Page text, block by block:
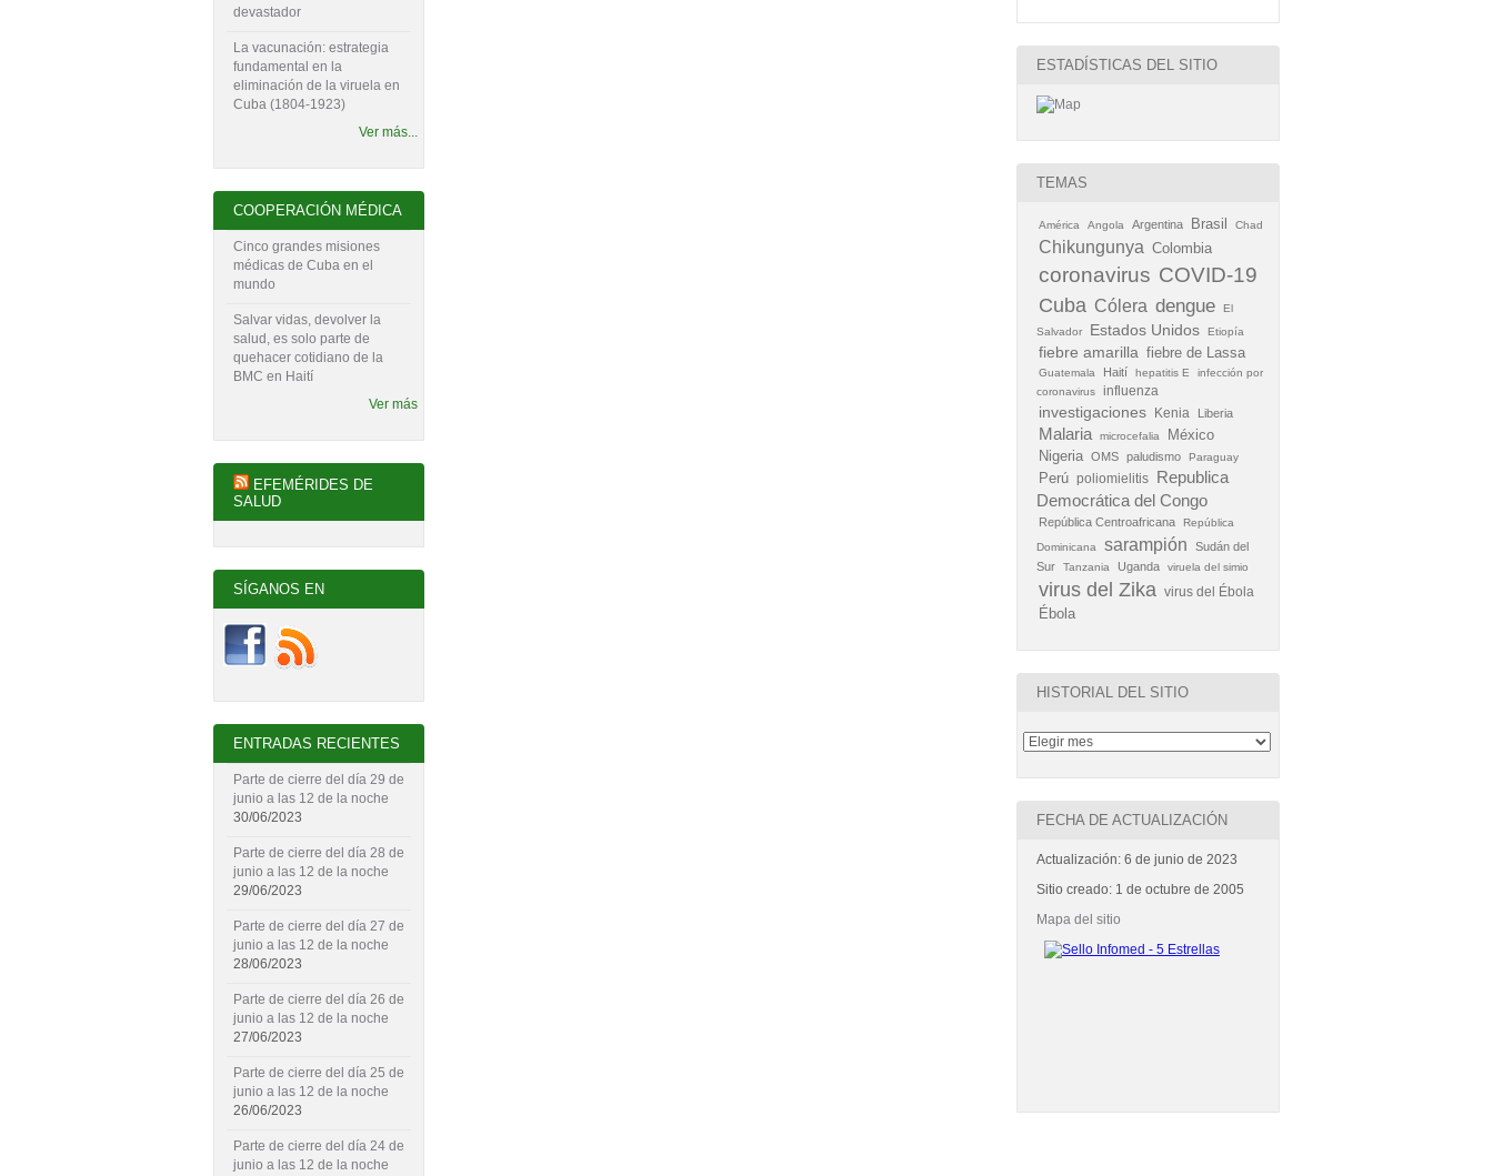
devastador
La vacunación: estrategia
fundamental en la
eliminación de la viruela en
Cuba (1804-‍1923)
Ver más...
COOPERACIÓN MÉDICA
Cinco grandes misiones
médicas de Cuba en el
mundo
Salvar vidas, devolver la
salud, es solo parte de
quehacer cotidiano de la
BMC en Haití
Ver más
EFEMÉRIDES DE
SALUD
SÍGANOS EN
ENTRADAS RECIENTES
Parte de cierre del día 29 de
junio a las 12 de la noche
30/06/2023
Parte de cierre del día 28 de
junio a las 12 de la noche
29/06/2023
Parte de cierre del día 27 de
junio a las 12 de la noche
28/06/2023
Parte de cierre del día 26 de
junio a las 12 de la noche
27/06/2023
Parte de cierre del día 25 de
junio a las 12 de la noche
26/06/2023
Parte de cierre del día 24 de
junio a las 12 de la noche
ESTADÍSTICAS DEL SITIO
TEMAS
América Angola Argentina Brasil Chad
Chikungunya Colombia
coronavirus COVID-19
Cuba Cólera dengue
El
Salvador
Estados Unidos Etiopía
fiebre amarilla fiebre de Lassa
Guatemala Haití hepatitis E
infección por
coronavirus
influenza
investigaciones Kenia Liberia
Malaria microcefalia México
Nigeria OMS paludismo Paraguay
Perú poliomielitis
Republica
Democrática del Congo
República Centroafricana
República
Dominicana
sarampión
Sudán del
Sur
Tanzania Uganda viruela del simio
virus del Zika virus del Ébola
Ébola
HISTORIAL DEL SITIO
FECHA DE ACTUALIZACIÓN
Actualización: 6 de junio de 2023
Sitio creado: 1 de octubre de 2005
Mapa del sitio